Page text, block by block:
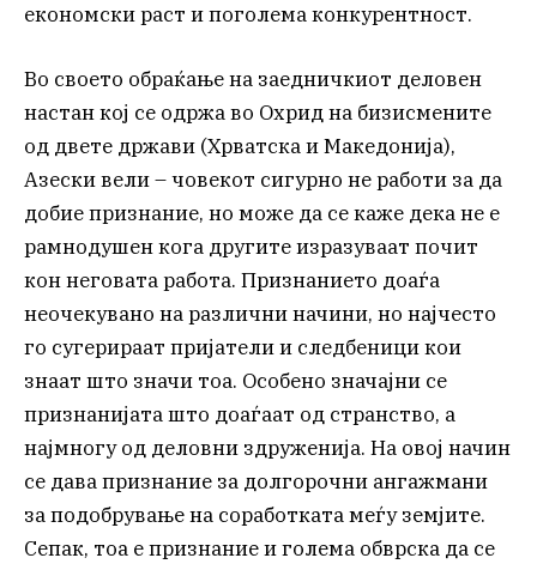
економски раст и поголема конкурентност.
Во своето обраќање на заедничкиот деловен
настан кој се одржа во Охрид на бизисмените
од двете држави (Хрватска и Македонија),
Азески вели – човекот сигурно не работи за да
добие признание, но може да се каже дека не е
рамнодушен кога другите изразуваат почит
кон неговата работа. Признанието доаѓа
неочекувано на различни начини, но најчесто
го сугерираат пријатели и следбеници кои
знаат што значи тоа. Особено значајни се
признанијата што доаѓаат од странство, а
најмногу од деловни здруженија. На овој начин
се дава признание за долгорочни ангажмани
за подобрување на соработката меѓу земјите.
Сепак, тоа е признание и голема обврска да се